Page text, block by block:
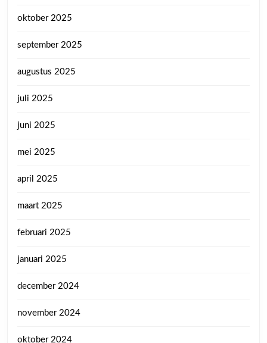
oktober 2025
september 2025
augustus 2025
juli 2025
juni 2025
mei 2025
april 2025
maart 2025
februari 2025
januari 2025
december 2024
november 2024
oktober 2024